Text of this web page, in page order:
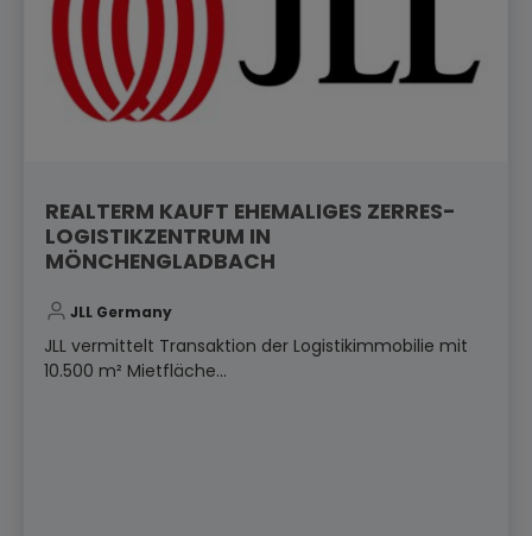
REALTERM KAUFT EHEMALIGES ZERRES-
LOGISTIKZENTRUM IN
MÖNCHENGLADBACH
JLL Germany
JLL vermittelt Transaktion der Logistikimmobilie mit
10.500 m² Mietfläche...